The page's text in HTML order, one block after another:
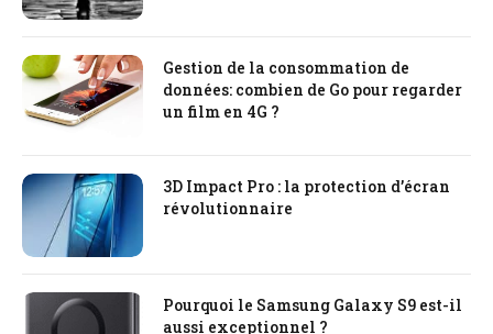
Gestion de la consommation de
données: combien de Go pour regarder
un film en 4G ?
3D Impact Pro : la protection d’écran
révolutionnaire
Pourquoi le Samsung Galaxy S9 est-il
aussi exceptionnel ?